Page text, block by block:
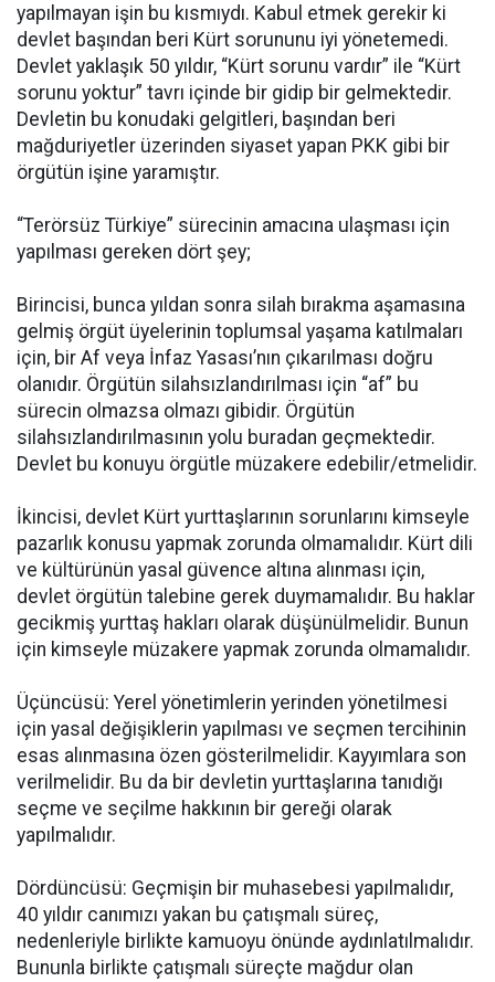
yapılmayan işin bu kısmıydı. Kabul etmek gerekir ki
devlet başından beri Kürt sorununu iyi yönetemedi.
Devlet yaklaşık 50 yıldır, “Kürt sorunu vardır” ile “Kürt
sorunu yoktur” tavrı içinde bir gidip bir gelmektedir.
Devletin bu konudaki gelgitleri, başından beri
mağduriyetler üzerinden siyaset yapan PKK gibi bir
örgütün işine yaramıştır.
“Terörsüz Türkiye” sürecinin amacına ulaşması için
yapılması gereken dört şey;
Birincisi, bunca yıldan sonra silah bırakma aşamasına
gelmiş örgüt üyelerinin toplumsal yaşama katılmaları
için, bir Af veya İnfaz Yasası’nın çıkarılması doğru
olanıdır. Örgütün silahsızlandırılması için “af” bu
sürecin olmazsa olmazı gibidir. Örgütün
silahsızlandırılmasının yolu buradan geçmektedir.
Devlet bu konuyu örgütle müzakere edebilir/etmelidir.
İkincisi, devlet Kürt yurttaşlarının sorunlarını kimseyle
pazarlık konusu yapmak zorunda olmamalıdır. Kürt dili
ve kültürünün yasal güvence altına alınması için,
devlet örgütün talebine gerek duymamalıdır. Bu haklar
gecikmiş yurttaş hakları olarak düşünülmelidir. Bunun
için kimseyle müzakere yapmak zorunda olmamalıdır.
Üçüncüsü: Yerel yönetimlerin yerinden yönetilmesi
için yasal değişiklerin yapılması ve seçmen tercihinin
esas alınmasına özen gösterilmelidir. Kayyımlara son
verilmelidir. Bu da bir devletin yurttaşlarına tanıdığı
seçme ve seçilme hakkının bir gereği olarak
yapılmalıdır.
Dördüncüsü: Geçmişin bir muhasebesi yapılmalıdır,
40 yıldır canımızı yakan bu çatışmalı süreç,
nedenleriyle birlikte kamuoyu önünde aydınlatılmalıdır.
Bununla birlikte çatışmalı süreçte mağdur olan